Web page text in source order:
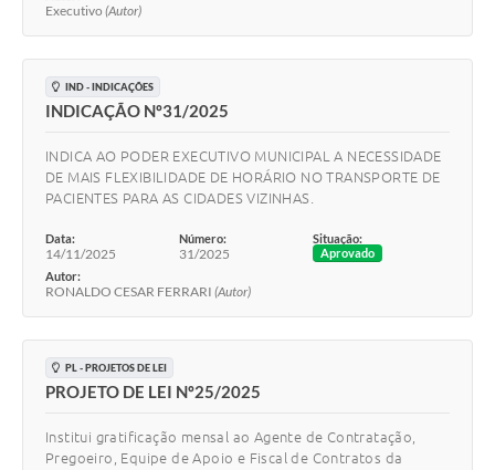
Executivo (Autor)
IND - INDICAÇÕES
INDICAÇÃO Nº31/2025
INDICA AO PODER EXECUTIVO MUNICIPAL A NECESSIDADE
DE MAIS FLEXIBILIDADE DE HORÁRIO NO TRANSPORTE DE
PACIENTES PARA AS CIDADES VIZINHAS.
Data:
14/11/2025
Número:
31/2025
Situação:
Aprovado
Autor:
RONALDO CESAR FERRARI (Autor)
PL - PROJETOS DE LEI
PROJETO DE LEI Nº25/2025
Institui gratificação mensal ao Agente de Contratação,
Pregoeiro, Equipe de Apoio e Fiscal de Contratos da